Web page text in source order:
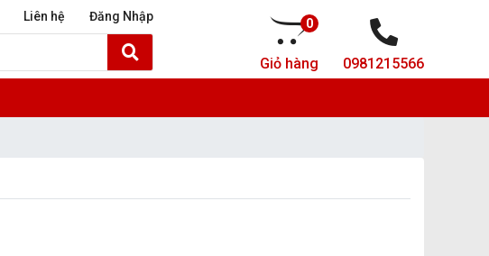
Giỏ hàng
0
0981215566
Liên hệ Đăng Nhập